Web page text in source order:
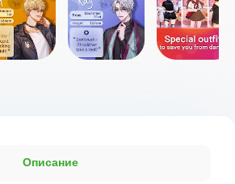
Описание